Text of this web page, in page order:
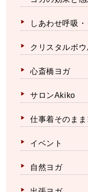
しあわせ呼吸
クリスタルボウ
心斎橋ヨガ
サロンAkiko
仕事着そのま
イベント
自然ヨガ